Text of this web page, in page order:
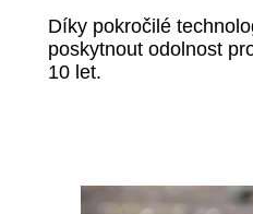
Díky pokročilé
poskytnout odolnost
10 let.